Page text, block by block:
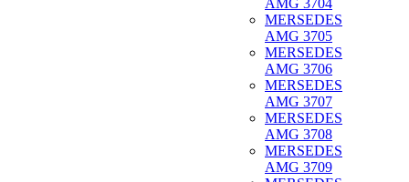
AMG 3704
MERSEDES
AMG 3705
MERSEDES
AMG 3706
MERSEDES
AMG 3707
MERSEDES
AMG 3708
MERSEDES
AMG 3709